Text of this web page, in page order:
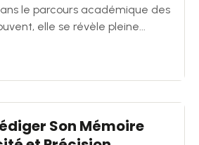
le parcours académique des
elle se révèle pleine...
Son Mémoire